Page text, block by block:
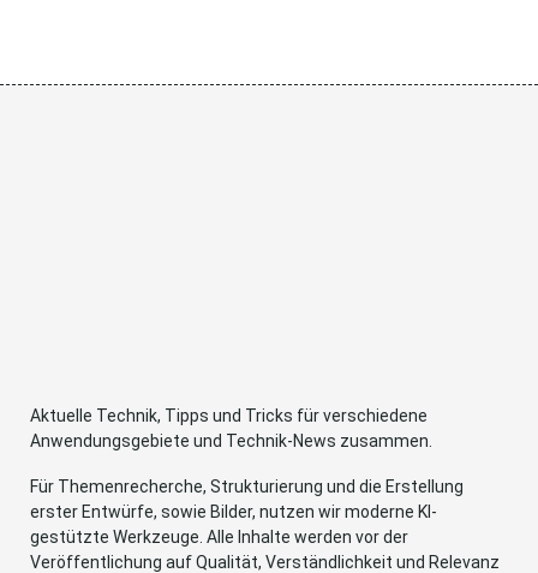
Aktuelle Technik, Tipps und Tricks für verschiedene
Anwendungsgebiete und Technik-News zusammen.
Für Themenrecherche, Strukturierung und die Erstellung
erster Entwürfe, sowie Bilder, nutzen wir moderne KI-
gestützte Werkzeuge. Alle Inhalte werden vor der
Veröffentlichung auf Qualität, Verständlichkeit und Relevanz